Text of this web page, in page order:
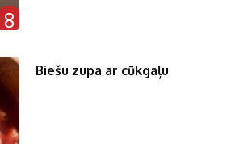
8
Biešu zupa ar cūkgaļu